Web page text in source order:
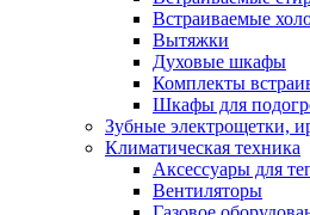
Встраиваемые
Вытяжки
Духовые шкафы
Комплекты
Шкафы для
Зубные электрощетки,
Климатическая техника
Аксессуары для
Вентиляторы